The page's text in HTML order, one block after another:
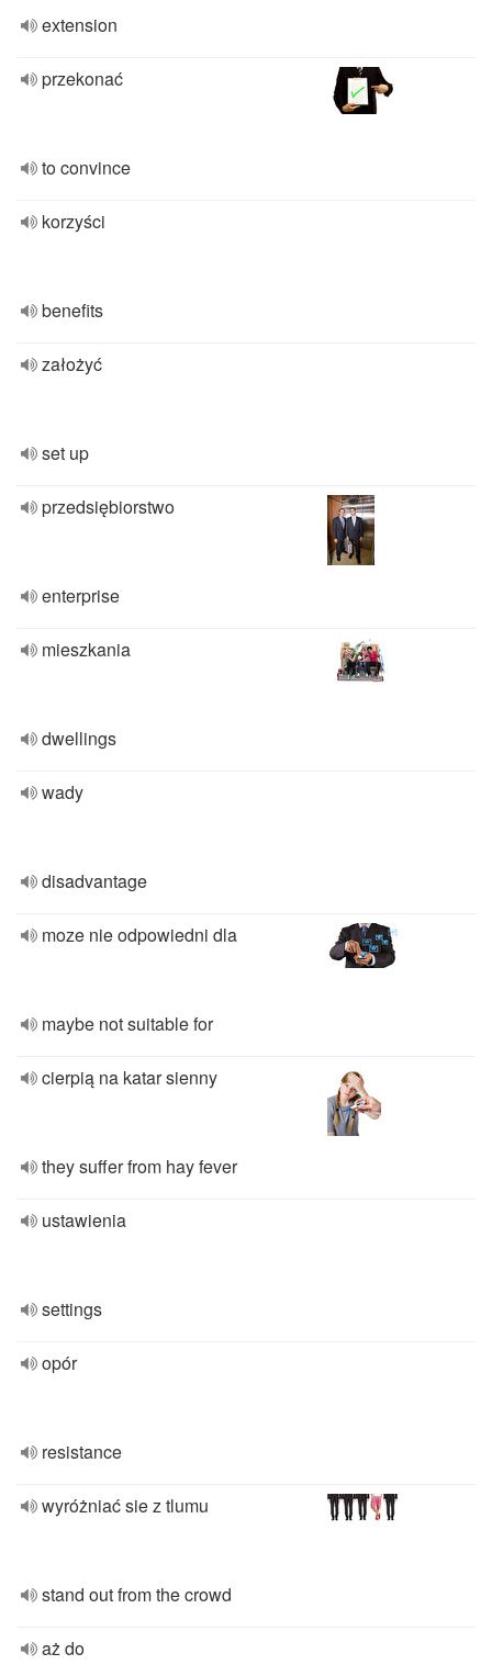
extension
przekonać
to convince
korzyści
benefits
założyć
set up
przedsiębiorstwo
enterprise
mieszkania
dwellings
wady
disadvantage
moze nie odpowiedni dla
maybe not suitable for
cierpią na katar sienny
they suffer from hay fever
ustawienia
settings
opór
resistance
wyróżniać sie z tlumu
stand out from the crowd
aż do